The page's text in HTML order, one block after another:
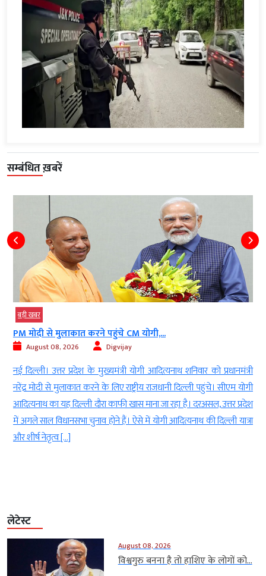
सम्बंधित ख़बरें
मोदी से मुलाकात करने पहुंचे CM योगी,...
August 08, 2026 Digvijay
उत्तर प्रदेश के मुख्यमंत्री योगी आदित्यनाथ शनिवार को प्रधानमंत्री
मोदी से मुलाकात करने के लिए राष्ट्रीय राजधानी दिल्ली पहुंचे। सीएम योगी
का यह दिल्ली दौरा काफी खास माना जा रहा है। दरअसल, उत्तर प्रदेश
साल विधानसभा चुनाव होने हैं। ऐसे में योगी आदित्यनाथ की दिल्ली यात्रा
नेतृत्व […]
लखनऊ
समय-
रही है
(बसपा)
लेटेस्ट
August 08, 2026
विश्वगुरु बनना है तो हाशिए के लोगों को...